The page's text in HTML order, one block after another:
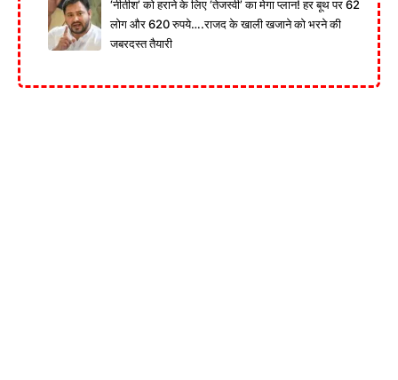
‘नीतीश’ को हराने के लिए ‘तेजस्वी’ का मेगा प्लान! हर बूथ पर 62
लोग और 620 रुपये….राजद के खाली खजाने को भरने की
जबरदस्त तैयारी